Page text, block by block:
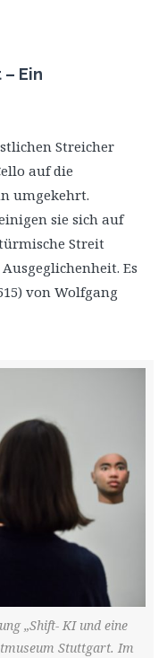
Ein
Streicher
auf die
umgekehrt.
sie sich auf
Streit
Es
von Wolfgang
„Shift- KI und eine
Stuttgart. Im